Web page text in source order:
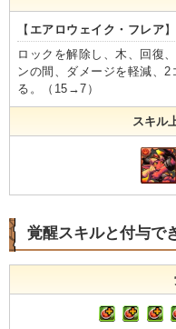
【 エアロウェイク・フレア】
ロックを解除し、木、回復
ンの間、ダメージを軽減、
る。（15→7）
スキル
覚醒スキルと付与で